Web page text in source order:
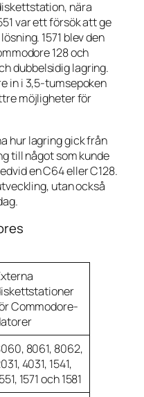
nära
var ett försök att ge
1571 blev den
128 och
dubbelsidig lagring.
in i 3,5-tumsepoken
möjligheter för
hur lagring gick från
till något som kunde
en C64 eller C128.
utan också
Commodore-
8061, 8062,
4031, 1541,
1571 och 1581